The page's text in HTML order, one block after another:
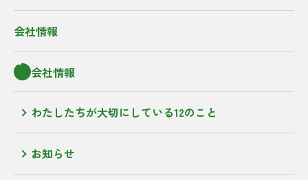
会社情報
会社情報
わたしたちが大切にしている12のこと
お知らせ